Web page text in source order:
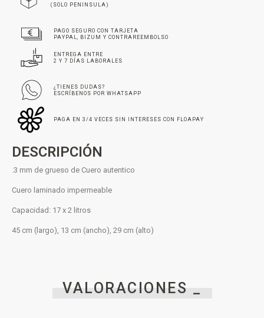
(SOLO PENINSULA)
PAGO SEGURO CON TARJETA
PAYPAL, BIZUM Y CONTRAREEMBOLSO
ENTREGA ENTRE
2 Y 7 DÍAS LABORALES
¿TIENES DUDAS?
ESCRÍBENOS POR WHATSAPP
PAGA EN 3/4 VECES SIN INTERESES CON FLOAPAY
DESCRIPCIÓN
.3 mm de grueso de Cuero autentico
Cuero laminado impermeable
Capacidad: 17 x 2 litros
45 cm (largo), 13 cm (ancho), 29 cm (alto)
VALORACIONES _